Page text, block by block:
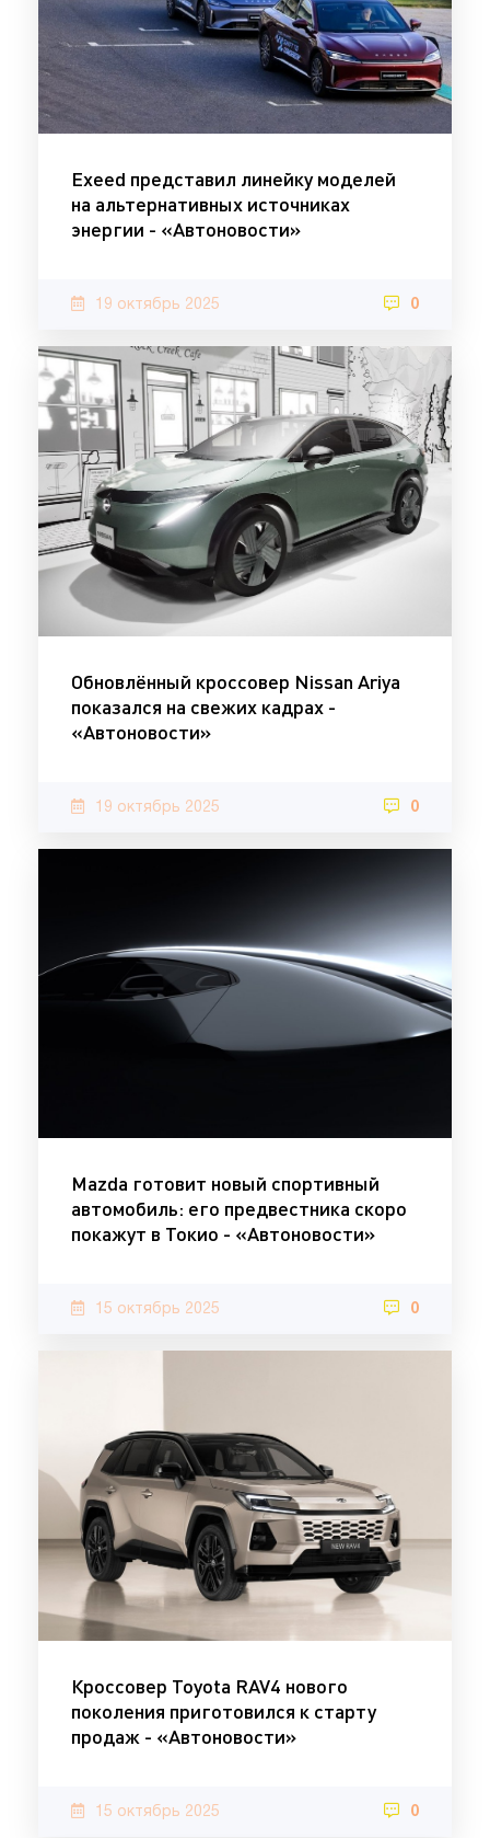
Exeed представил линейку моделей
на альтернативных источниках
энергии - «Автоновости»
19 октябрь 2025 0
Обновлённый кроссовер Nissan Ariya
показался на свежих кадрах -
«Автоновости»
19 октябрь 2025 0
Mazda готовит новый спортивный
автомобиль: его предвестника скоро
покажут в Токио - «Автоновости»
15 октябрь 2025 0
Кроссовер Toyota RAV4 нового
поколения приготовился к старту
продаж - «Автоновости»
15 октябрь 2025 0